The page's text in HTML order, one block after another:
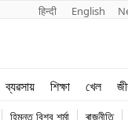
हिन्दी English
ব্যৱসায় শিক্ষা খেল
হিমন্ত বিশ্ব শৰ্মা ৰাজনীতি